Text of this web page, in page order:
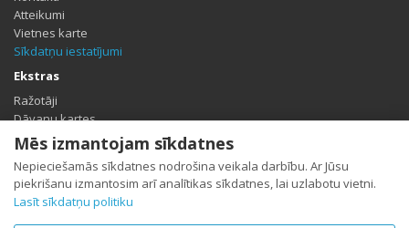
Atteikumi
Vietnes karte
Sīkdatņu iestatījumi
Ekstras
Ražotāji
Dāvanu kartes
Partneris
Īpašais piedāvājums
Profils
Profils
Pasūtījumu vēsture
Mēs izmantojam sīkdatnes
Nepieciešamās sīkdatnes nodrošina veikala darbību. Ar Jūsu
piekrišanu izmantosim arī analītikas sīkdatnes, lai uzlabotu vietni.
Lasīt sīkdatņu politiku